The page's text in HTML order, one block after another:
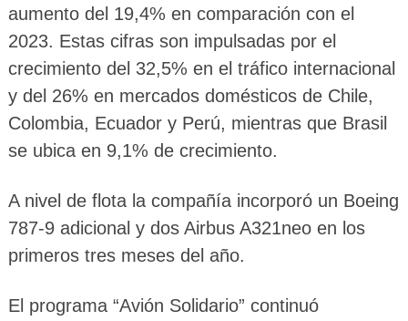
aumento del 19,4% en comparación con el
2023. Estas cifras son impulsadas por el
crecimiento del 32,5% en el tráfico internacional
y del 26% en mercados domésticos de Chile,
Colombia, Ecuador y Perú, mientras que Brasil
se ubica en 9,1% de crecimiento.
A nivel de flota la compañía incorporó un Boeing
787-9 adicional y dos Airbus A321neo en los
primeros tres meses del año.
El programa “Avión Solidario” continuó